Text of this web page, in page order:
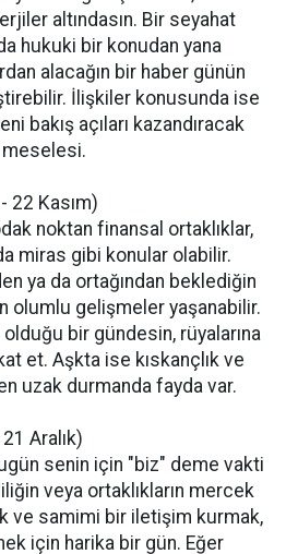
altındasın. Bir seyahat
hukuki bir konudan yana
alacağın bir haber günün
İlişkiler konusunda ise
bakış açıları kazandıracak
meselesi.
22 Kasım)
noktan finansal ortaklıklar,
miras gibi konular olabilir.
ya da ortağından beklediğin
olumlu gelişmeler yaşanabilir.
bir gündesin, rüyalarına
et. Aşkta ise kıskançlık ve
uzak durmanda fayda var.
Aralık)
senin için "biz" deme vakti
veya ortaklıkların mercek
ve samimi bir iletişim kurmak,
için harika bir gün. Eğer